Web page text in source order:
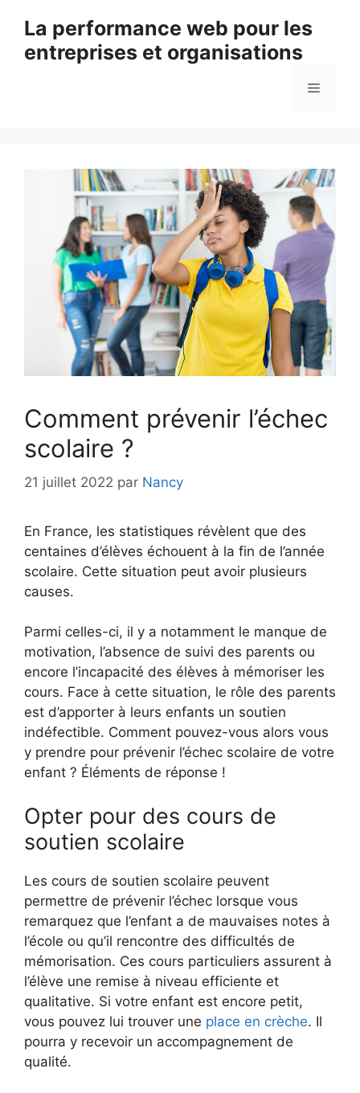
contenu
La performance web pour les
entreprises et organisations
Menu
Comment prévenir l’échec
scolaire ?
21 juillet 2022 par Nancy
En France, les statistiques révèlent que des
centaines d’élèves échouent à la fin de l’année
scolaire. Cette situation peut avoir plusieurs
causes.
Parmi celles-ci, il y a notamment le manque de
motivation, l’absence de suivi des parents ou
encore l’incapacité des élèves à mémoriser les
cours. Face à cette situation, le rôle des parents
est d’apporter à leurs enfants un soutien
indéfectible. Comment pouvez-vous alors vous
y prendre pour prévenir l’échec scolaire de votre
enfant ? Éléments de réponse !
Opter pour des cours de
soutien scolaire
Les cours de soutien scolaire peuvent
permettre de prévenir l’échec lorsque vous
remarquez que l’enfant a de mauvaises notes à
l’école ou qu’il rencontre des difficultés de
mémorisation. Ces cours particuliers assurent à
l’élève une remise à niveau efficiente et
qualitative. Si votre enfant est encore petit,
vous pouvez lui trouver une place en crèche. Il
pourra y recevoir un accompagnement de
qualité.